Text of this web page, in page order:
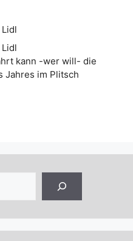
kann -wer will- die
Jahres im Plitsch